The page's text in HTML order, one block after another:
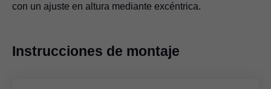
con un ajuste en altura mediante excéntrica.
Instrucciones de montaje